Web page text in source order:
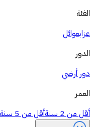
الفئة
عزابعوائل
الدور
دور أرضي
العمر
أقل من 2 سنة
أقل من 5 سنة